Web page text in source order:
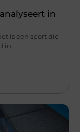
in
is een sport die
in